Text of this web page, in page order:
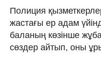
Полиция
жастағы ер адам
баланың көзінше
сөздер айтып, оны